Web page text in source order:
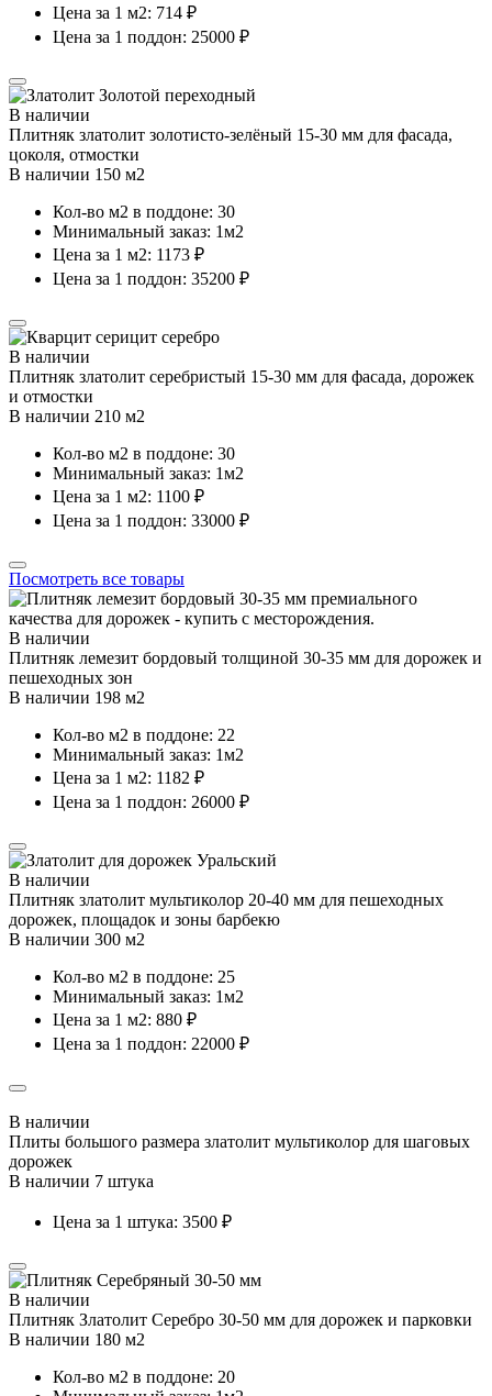
Цена за 1 м2: 714 ₽
Цена за 1 поддон: 25000 ₽
В наличии
Плитняк златолит золотисто-зелёный 15-30 мм для фасада,
цоколя, отмостки
В наличии 150 м2
Кол-во м2 в поддоне: 30
Минимальный заказ: 1м2
Цена за 1 м2: 1173 ₽
Цена за 1 поддон: 35200 ₽
В наличии
Плитняк златолит серебристый 15-30 мм для фасада, дорожек
и отмостки
В наличии 210 м2
Кол-во м2 в поддоне: 30
Минимальный заказ: 1м2
Цена за 1 м2: 1100 ₽
Цена за 1 поддон: 33000 ₽
Посмотреть все товары
В наличии
Плитняк лемезит бордовый толщиной 30-35 мм для дорожек и
пешеходных зон
В наличии 198 м2
Кол-во м2 в поддоне: 22
Минимальный заказ: 1м2
Цена за 1 м2: 1182 ₽
Цена за 1 поддон: 26000 ₽
В наличии
Плитняк златолит мультиколор 20-40 мм для пешеходных
дорожек, площадок и зоны барбекю
В наличии 300 м2
Кол-во м2 в поддоне: 25
Минимальный заказ: 1м2
Цена за 1 м2: 880 ₽
Цена за 1 поддон: 22000 ₽
В наличии
Плиты большого размера златолит мультиколор для шаговых
дорожек
В наличии 7 штука
Цена за 1 штука: 3500 ₽
В наличии
Плитняк Златолит Серебро 30-50 мм для дорожек и парковки
В наличии 180 м2
Кол-во м2 в поддоне: 20